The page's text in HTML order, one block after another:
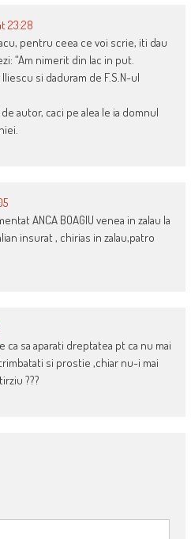
23:28
pentru ceea ce voi scrie, iti dau
“Am nimerit din lac in put.
si daduram de F.S.N-ul
autor, caci pe alea le ia domnul
ANCA BOAGIU venea in zalau la
insurat , chirias in zalau,patro
ca sa aparati dreptatea pt ca nu mai
si prostie ,chiar nu-i mai
???